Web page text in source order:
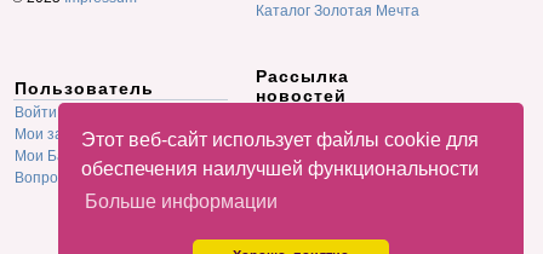
Этот веб-сайт использует файлы cookie для
обеспечения наилучшей функциональности
Больше информации
Каталог Золотая Мечта
Пользователь
Войти
Мои заказы
Мои Баллы
Вопрос-Ответ F.A.Q.
Рассылка
новостей
E-mail